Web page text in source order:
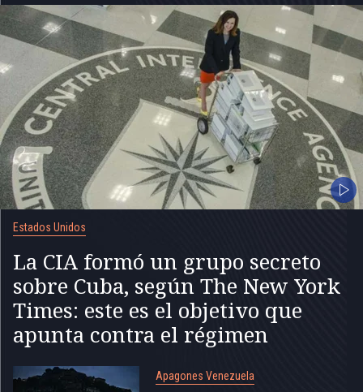
Estados Unidos
La CIA formó un grupo secreto
sobre Cuba, según The New York
Times: este es el objetivo que
apunta contra el régimen
Apagones Venezuela